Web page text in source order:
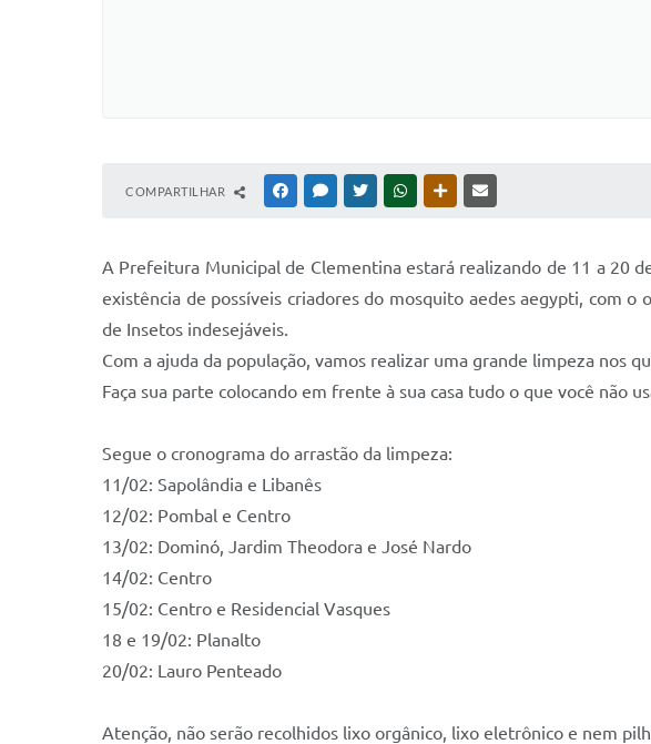
COMPARTILHAR FACEBOOKMESSENGER
TWITTERWHATSAPPOUTRAS MÍDIAS
A Prefeitura Municipal de Clementina estará realizando de 11 a 20
existência de possíveis criadores do mosquito aedes aegypti, com
de Insetos indesejáveis.
Com a ajuda da população, vamos realizar uma grande limpeza nos
Faça sua parte colocando em frente à sua casa tudo o que você não
Segue o cronograma do arrastão da limpeza:
11/02: Sapolândia e Libanês
12/02: Pombal e Centro
13/02: Dominó, Jardim Theodora e José Nardo
14/02: Centro
15/02: Centro e Residencial Vasques
18 e 19/02: Planalto
20/02: Lauro Penteado
Atenção, não serão recolhidos lixo orgânico, lixo eletrônico e nem